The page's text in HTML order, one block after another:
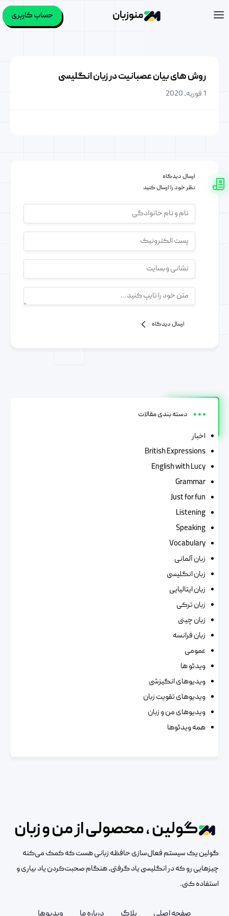
منوزبان حساب کاربری
روش های بیان عصبانیت در زبان انگلیسی
1 فوریه, 2020
ارسال دیدگاه
نظر خود را ارسال کنید
ارسال دیدگاه
دسته بندی مقالات
اخبار
British Expressions
English with Lucy
Grammar
Just for fun
Listening
Speaking
Vocabulary
زبان آلمانی
زبان انگلیسی
زبان ایتالیایی
زبان ترکی
زبان چینی
زبان فرانسه
عمومی
ویدئو ها
ویدیوهای انگیزشی
ویدیوهای تقویت زبان
ویدیوهای من و زبان
همه ویدئوها
گولین ، محصولی از من و زبان
گولین یک سیستم فعال‌سازی حافظه زبانی هست که کمک می‌کنه
چیزهایی رو که در انگلیسی یاد گرفتی، هنگام صحبت‌کردن یاد بیاری و
استفاده کنی.